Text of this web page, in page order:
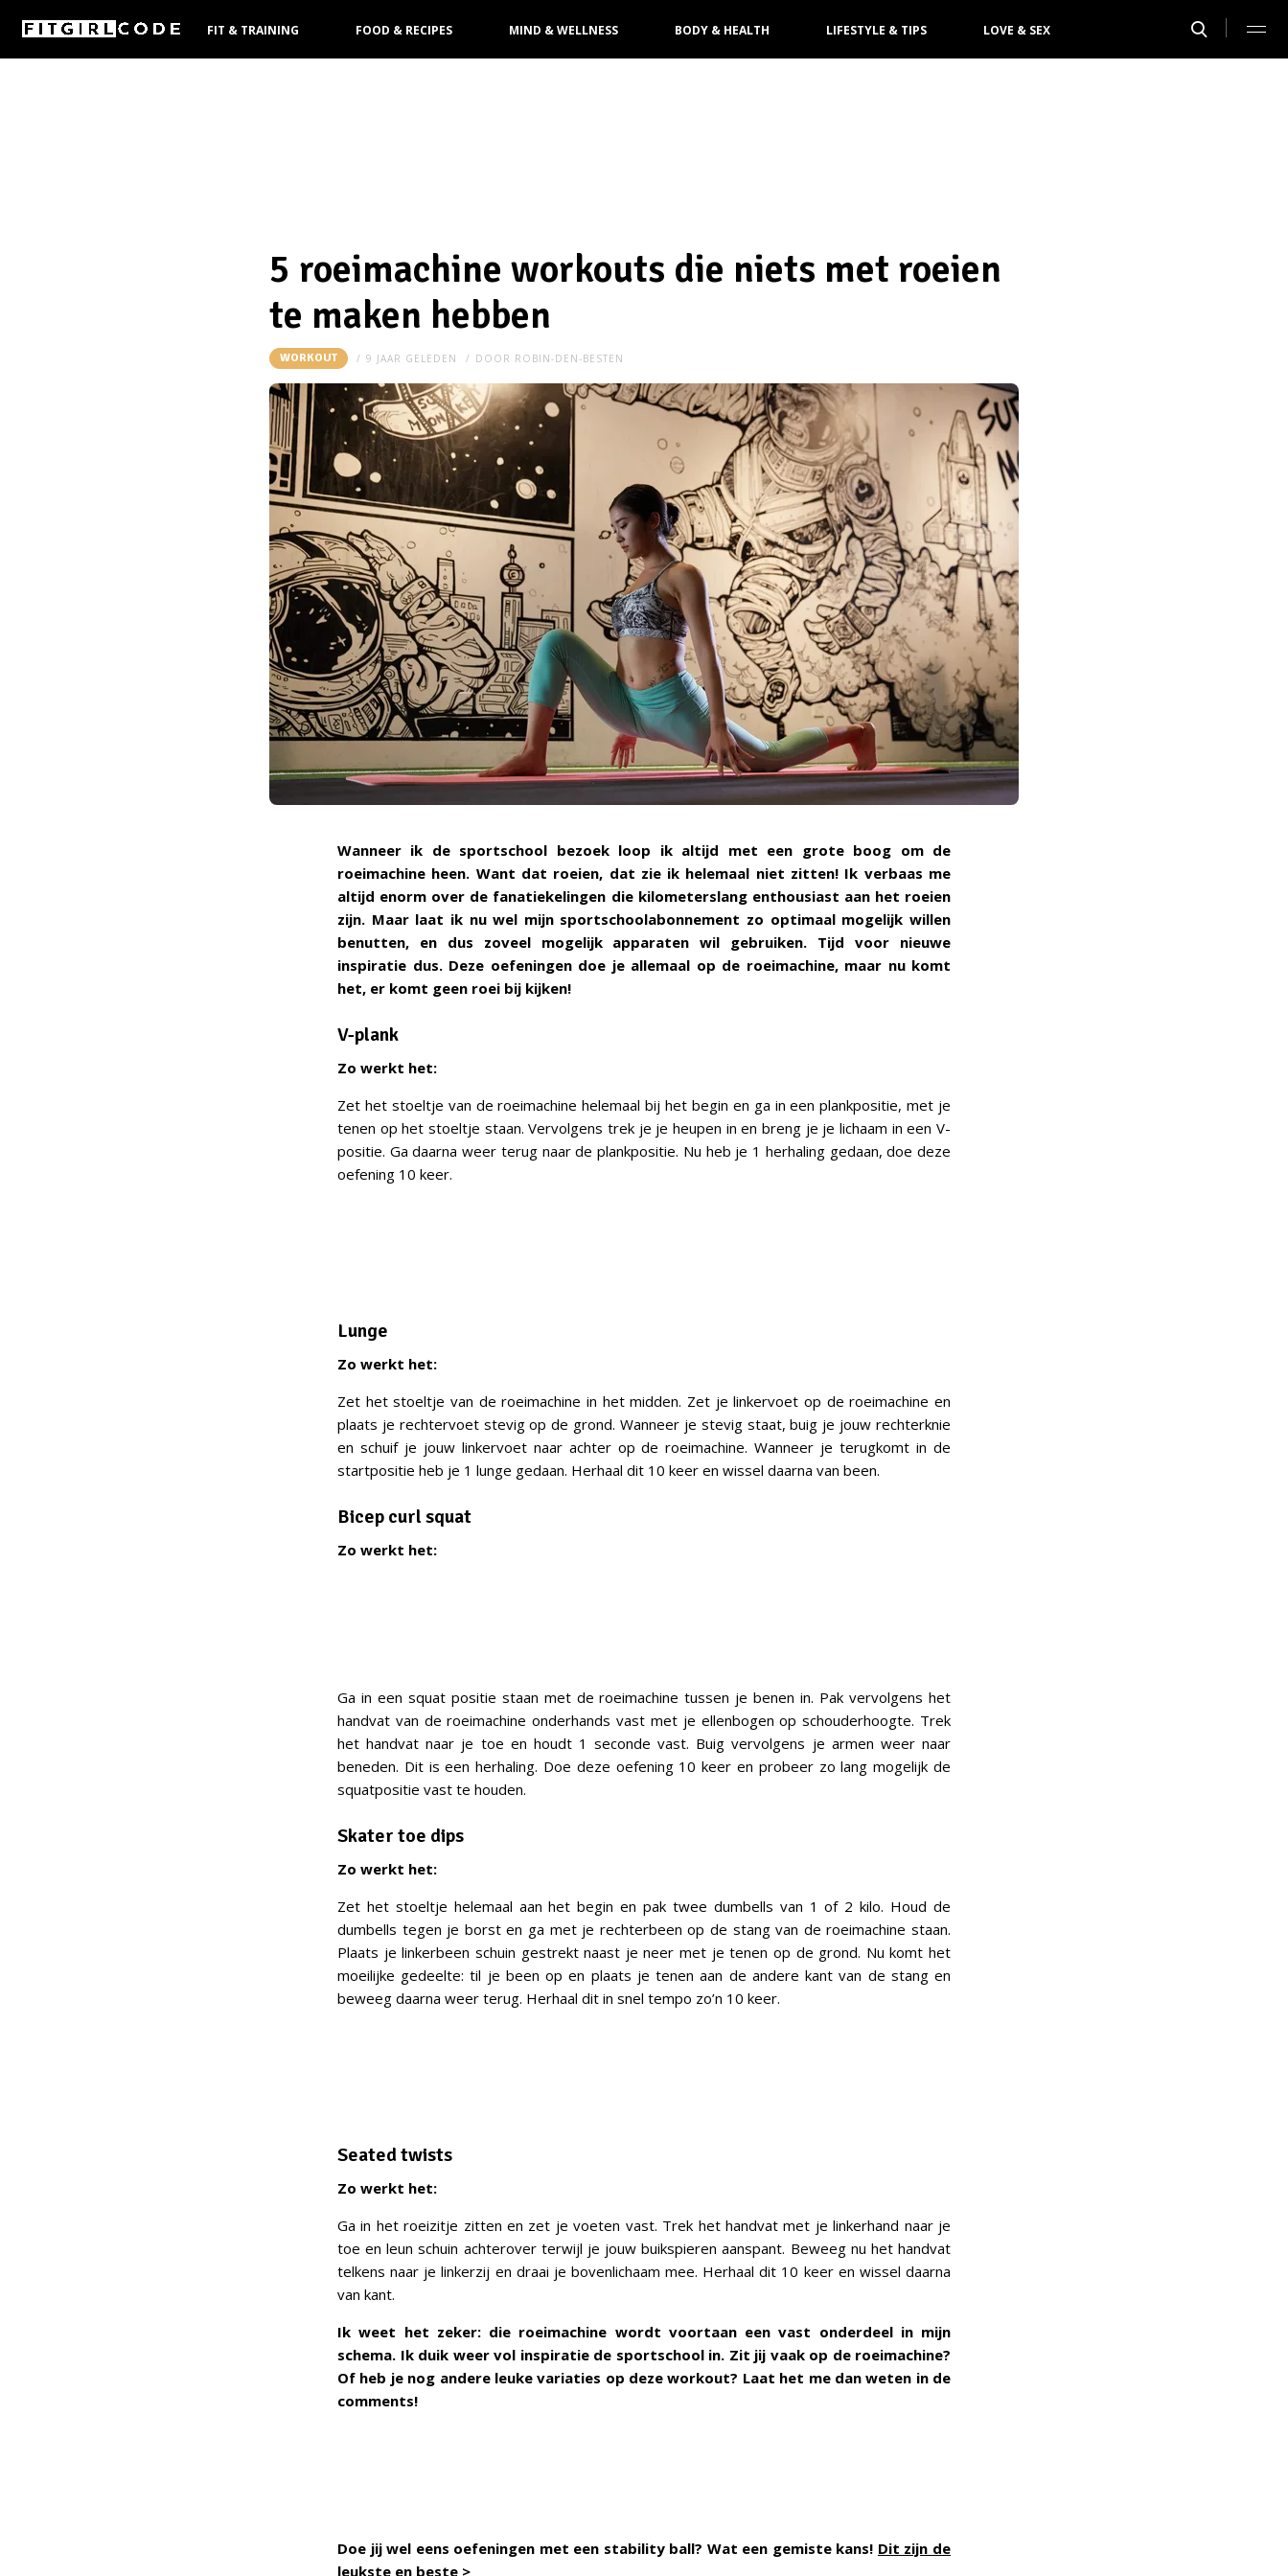
FIT & TRAINING FOOD & RECIPES MIND & WELLNESS BODY & HEALTH LIFESTYLE & TIPS LOVE & SEX
5 roeimachine workouts die niets met roeien
te maken hebben
WORKOUT 9 JAAR GELEDEN DOOR ROBIN-DEN-BESTEN
Wanneer ik de sportschool bezoek loop ik altijd met een grote boog om de
roeimachine heen. Want dat roeien, dat zie ik helemaal niet zitten! Ik verbaas me
altijd enorm over de fanatiekelingen die kilometerslang enthousiast aan het roeien
zijn. Maar laat ik nu wel mijn sportschoolabonnement zo optimaal mogelijk willen
benutten, en dus zoveel mogelijk apparaten wil gebruiken. Tijd voor nieuwe
inspiratie dus. Deze oefeningen doe je allemaal op de roeimachine, maar nu komt
het, er komt geen roei bij kijken!
V-plank
Zo werkt het:
Zet het stoeltje van de roeimachine helemaal bij het begin en ga in een plankpositie, met je
tenen op het stoeltje staan. Vervolgens trek je je heupen in en breng je je lichaam in een V-
positie. Ga daarna weer terug naar de plankpositie. Nu heb je 1 herhaling gedaan, doe deze
oefening 10 keer.
Lunge
Zo werkt het:
Zet het stoeltje van de roeimachine in het midden. Zet je linkervoet op de roeimachine en
plaats je rechtervoet stevig op de grond. Wanneer je stevig staat, buig je jouw rechterknie
en schuif je jouw linkervoet naar achter op de roeimachine. Wanneer je terugkomt in de
startpositie heb je 1 lunge gedaan. Herhaal dit 10 keer en wissel daarna van been.
Bicep curl squat
Zo werkt het:
Ga in een squat positie staan met de roeimachine tussen je benen in. Pak vervolgens het
handvat van de roeimachine onderhands vast met je ellenbogen op schouderhoogte. Trek
het handvat naar je toe en houdt 1 seconde vast. Buig vervolgens je armen weer naar
beneden. Dit is een herhaling. Doe deze oefening 10 keer en probeer zo lang mogelijk de
squatpositie vast te houden.
Skater toe dips
Zo werkt het:
Zet het stoeltje helemaal aan het begin en pak twee dumbells van 1 of 2 kilo. Houd de
dumbells tegen je borst en ga met je rechterbeen op de stang van de roeimachine staan.
Plaats je linkerbeen schuin gestrekt naast je neer met je tenen op de grond. Nu komt het
moeilijke gedeelte: til je been op en plaats je tenen aan de andere kant van de stang en
beweeg daarna weer terug. Herhaal dit in snel tempo zo’n 10 keer.
Seated twists
Zo werkt het:
Ga in het roeizitje zitten en zet je voeten vast. Trek het handvat met je linkerhand naar je
toe en leun schuin achterover terwijl je jouw buikspieren aanspant. Beweeg nu het handvat
telkens naar je linkerzij en draai je bovenlichaam mee. Herhaal dit 10 keer en wissel daarna
van kant.
Ik weet het zeker: die roeimachine wordt voortaan een vast onderdeel in mijn
schema. Ik duik weer vol inspiratie de sportschool in. Zit jij vaak op de roeimachine?
Of heb je nog andere leuke variaties op deze workout? Laat het me dan weten in de
comments!
Doe jij wel eens oefeningen met een stability ball? Wat een gemiste kans! Dit zijn de
leukste en beste >